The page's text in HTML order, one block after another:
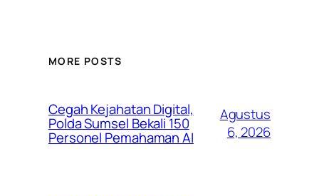
MORE POSTS
Cegah Kejahatan Digital,
Polda Sumsel Bekali 150
Personel Pemahaman AI
Agustus
6, 2026